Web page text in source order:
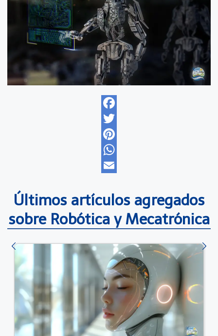
Facebook
Twitter
Pinterest
WhatsApp
Últimos artículos agregados
sobre Robótica y Mecatrónica